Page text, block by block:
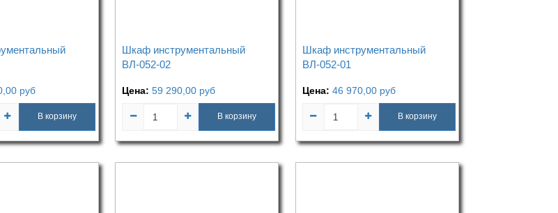
руб
В корзину
Шкаф инструментальный
ВЛ-052-02
Цена:59 290,00 руб
В корзину
Шкаф инструментальный
ВЛ-052-01
Цена: 46 970,00 руб
В корзину